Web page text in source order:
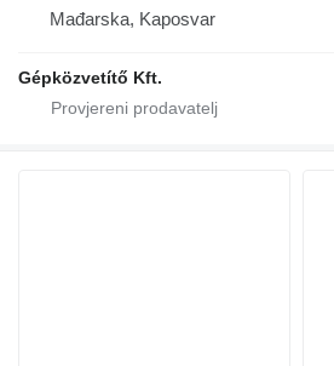
Mađarska, Kaposvar
Gépközvetítő Kft.